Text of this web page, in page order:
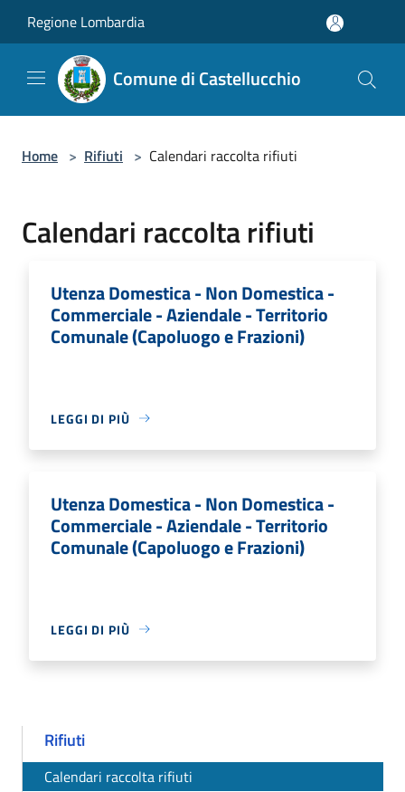
Regione Lombardia
Comune di Castellucchio
Home > Rifiuti > Calendari raccolta rifiuti
Calendari raccolta rifiuti
Utenza Domestica - Non Domestica -
Commerciale - Aziendale - Territorio
Comunale (Capoluogo e Frazioni)
LEGGI DI PIÙ
Utenza Domestica - Non Domestica -
Commerciale - Aziendale - Territorio
Comunale (Capoluogo e Frazioni)
LEGGI DI PIÙ
Rifiuti
Calendari raccolta rifiuti